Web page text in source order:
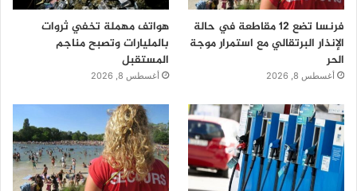
فرنسا تضع 12 مقاطعة في حالة
الإنذار البرتقالي مع استمرار موجة
الحر
أغسطس 8, 2026
هواتف مهملة تخفي ثروات
بالمليارات وتصبح مناجم
المستقبل
أغسطس 8, 2026